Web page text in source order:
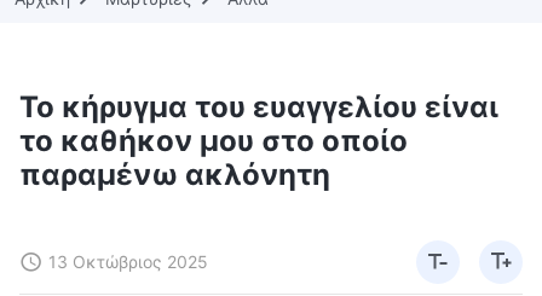
Το κήρυγμα του ευαγγελίου είναι
το καθήκον μου στο οποίο
παραμένω ακλόνητη
13 Οκτώβριος 2025